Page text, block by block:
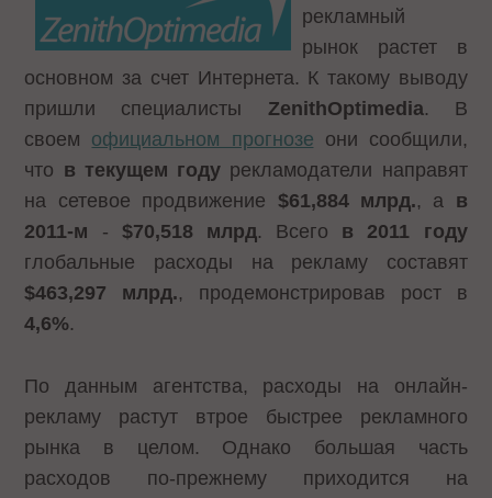
рекламный
рынок растет в
основном за счет Интернета. К такому выводу
пришли специалисты ZenithOptimedia. В
своем официальном прогнозе они сообщили,
что в текущем году рекламодатели направят
на сетевое продвижение $61,884 млрд., а в
2011-м - $70,518 млрд. Всего в 2011 году
глобальные расходы на рекламу составят
$463,297 млрд., продемонстрировав рост в
4,6%.
По данным агентства, расходы на онлайн-
рекламу растут втрое быстрее рекламного
рынка в целом. Однако большая часть
расходов по-прежнему приходится на